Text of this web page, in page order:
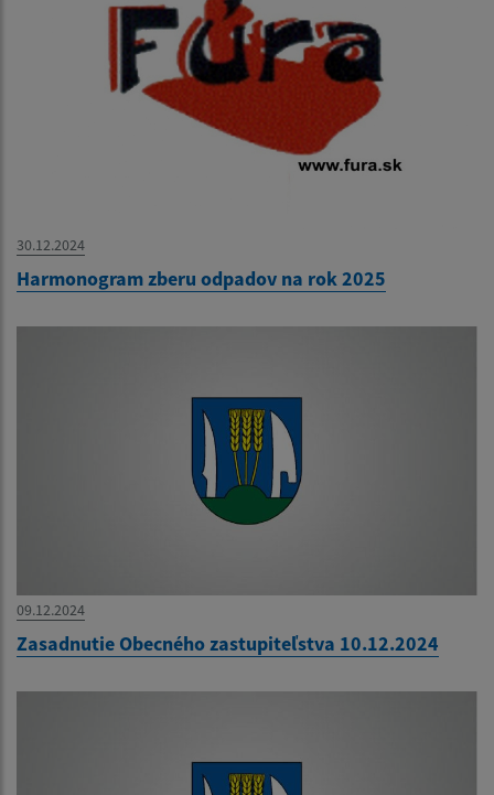
30.12.2024
Harmonogram zberu odpadov na rok 2025
09.12.2024
Zasadnutie Obecného zastupiteľstva 10.12.2024